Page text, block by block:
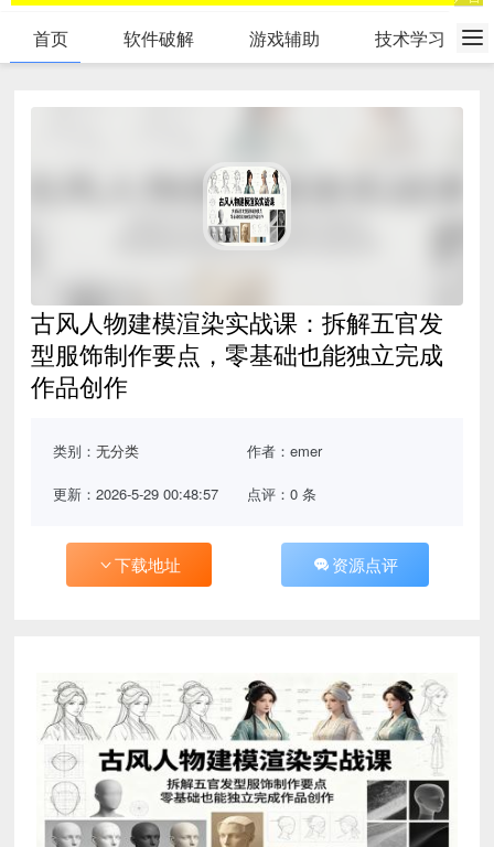
首页 软件破解 游戏辅助 技术学习
古风人物建模渲染实战课：拆解五官发
型服饰制作要点，零基础也能独立完成
作品创作
类别：无分类 作者：emer
更新：2026-5-29 00:48:57 点评：0 条
下载地址 资源点评